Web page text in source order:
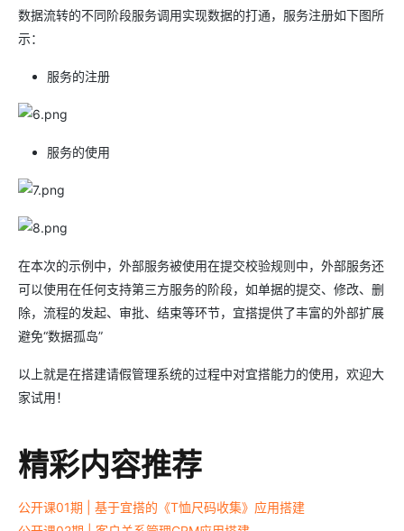
数据流转的不同阶段服务调用实现数据的打通，服务注册如下图所
示：
服务的注册
服务的使用
在本次的示例中，外部服务被使用在提交校验规则中，外部服务还
可以使用在任何支持第三方服务的阶段，如单据的提交、修改、删
除，流程的发起、审批、结束等环节，宜搭提供了丰富的外部扩展
避免“数据孤岛”
以上就是在搭建请假管理系统的过程中对宜搭能力的使用，欢迎大
家试用！
精彩内容推荐
公开课01期 | 基于宜搭的《T恤尺码收集》应用搭建